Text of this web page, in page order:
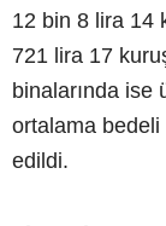
12 bin 8 lira 14
721 lira 17
binalarında ise
ortalama
edildi.